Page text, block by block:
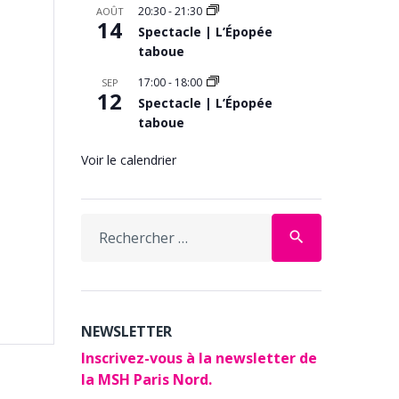
AOÛT
14
20:30-21:30
Spectacle | L’Épopée
taboue
SEP
12
17:00- 18:00
Spectacle | L’Épopée
taboue
Voir le calendrier
for:
search
NEWSLETTER
Inscrivez-vous à la newsletter de
la MSH Paris Nord.